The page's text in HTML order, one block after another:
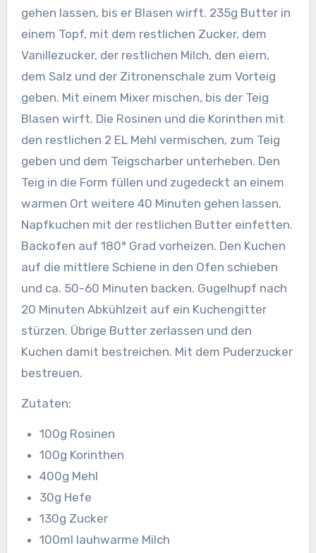
gehen lassen, bis er Blasen wirft. 235g Butter in
einem Topf, mit dem restlichen Zucker, dem
Vanillezucker, der restlichen Milch, den eiern,
dem Salz und der Zitronenschale zum Vorteig
geben. Mit einem Mixer mischen, bis der Teig
Blasen wirft. Die Rosinen und die Korinthen mit
den restlichen 2 EL Mehl vermischen, zum Teig
geben und dem Teigscharber unterheben. Den
Teig in die Form füllen und zugedeckt an einem
warmen Ort weitere 40 Minuten gehen lassen.
Napfkuchen mit der restlichen Butter einfetten.
Backofen auf 180° Grad vorheizen. Den Kuchen
auf die mittlere Schiene in den Ofen schieben
und ca. 50-60 Minuten backen. Gugelhupf nach
20 Minuten Abkühlzeit auf ein Kuchengitter
stürzen. Übrige Butter zerlassen und den
Kuchen damit bestreichen. Mit dem Puderzucker
bestreuen.
Zutaten:
100g Rosinen
100g Korinthen
400g Mehl
30g Hefe
130g Zucker
100ml lauhwarme Milch